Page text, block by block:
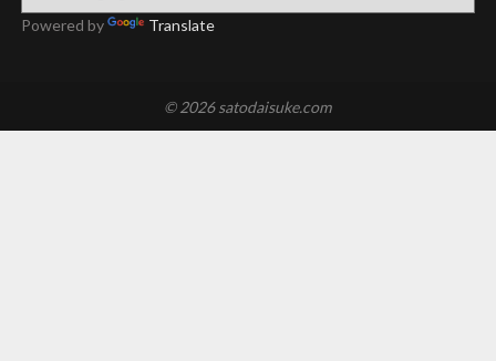
Powered by Translate
© 2026 satodaisuke.com